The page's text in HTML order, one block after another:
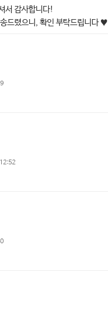
서 감사합니다!
드렸으니, 확인 부탁드립니다 ♥